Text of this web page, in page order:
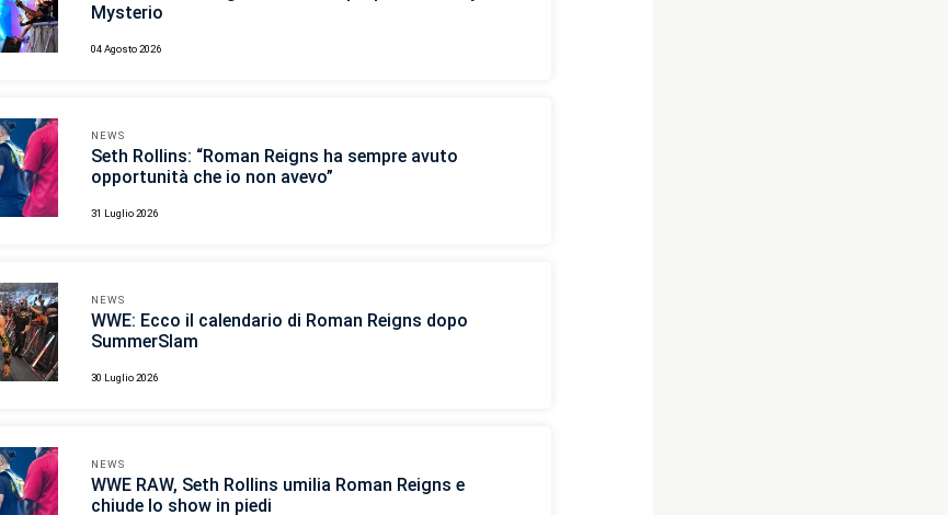
Mysterio
04 Agosto 2026
NEWS
Seth Rollins: “Roman Reigns ha sempre avuto
opportunità che io non avevo”
31 Luglio 2026
NEWS
WWE: Ecco il calendario di Roman Reigns dopo
SummerSlam
30 Luglio 2026
NEWS
WWE RAW, Seth Rollins umilia Roman Reigns e
chiude lo show in piedi